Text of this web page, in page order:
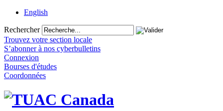
English
Rechercher
Trouvez votre section locale
S’abonner à nos cyberbulletins
Connexion
Bourses d'études
Coordonnées